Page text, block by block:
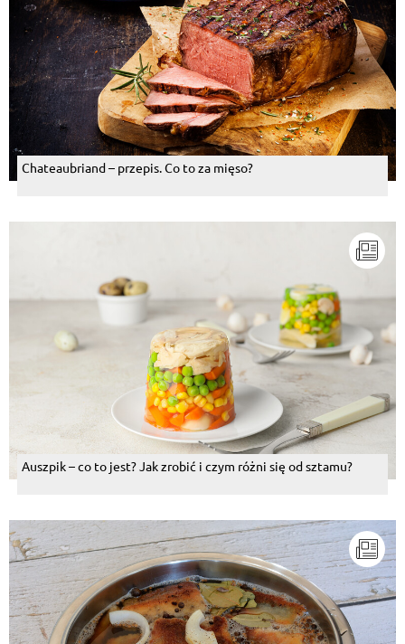
Chateaubriand – przepis. Co to za mięso?
Auszpik – co to jest? Jak zrobić i czym różni się od sztamu?